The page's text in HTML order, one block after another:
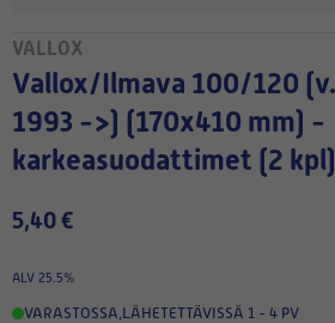
VALLOX
Vallox/Ilmava 100/120 (v.
1993 ->) (170x410 mm) -
karkeasuodattimet (2 kpl)
5,40 €
ALV 25.5%
VARASTOSSA LÄHETETTÄVISSÄ 1 - 4 PV